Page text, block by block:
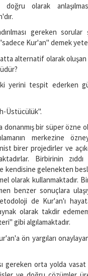
olarak
gereken sorular
Kur'an" demek
alternatif olarak
yerini tespit ederken
Üstücülük".
donanmış bir süper özne
merkezine
birer projedirler ve
Birbirinin
kendisine gelenekten
olarak kullanmaktadır.
benzer sonuçlara
de Kur'an'ı
olarak takdir
gibi algılamaktadır.
ön yargıları
gereken orta yolda